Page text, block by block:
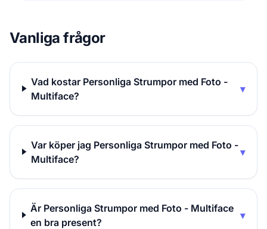
Vanliga frågor
Vad kostar Personliga Strumpor med Foto -
Multiface?
▾
Var köper jag Personliga Strumpor med Foto -
Multiface?
▾
Är Personliga Strumpor med Foto - Multiface
en bra present?
▾